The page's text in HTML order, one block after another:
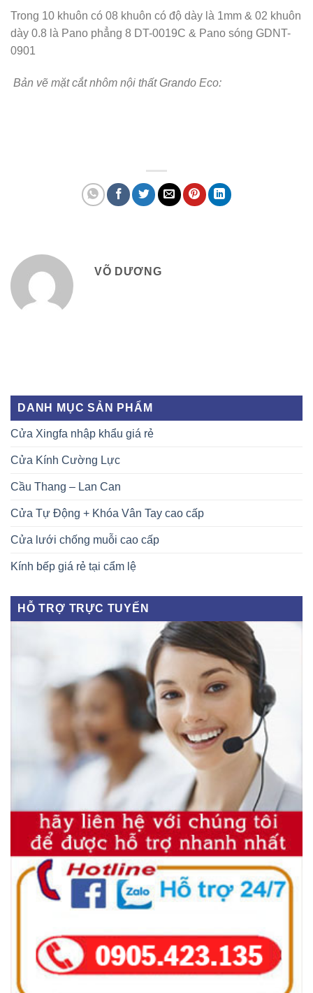
Trong 10 khuôn có 08 khuôn có độ dày là 1mm & 02 khuôn
dày 0.8 là Pano phẳng 8 DT-0019C & Pano sóng GDNT-
0901
Bản vẽ mặt cắt nhôm nội thất Grando Eco:
VÕ DƯƠNG
DANH MỤC SẢN PHẨM
Cửa Xingfa nhập khẩu giá rẻ
Cửa Kính Cường Lực
Cầu Thang – Lan Can
Cửa Tự Động + Khóa Vân Tay cao cấp
Cửa lưới chống muỗi cao cấp
Kính bếp giá rẻ tại cẩm lệ
HỖ TRỢ TRỰC TUYẾN